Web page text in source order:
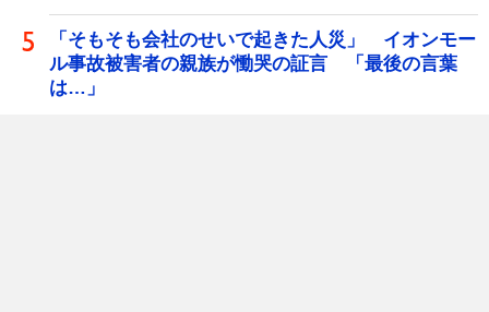
「そもそも会社のせいで起きた人災」 イオンモー
ル事故被害者の親族が慟哭の証言 「最後の言葉
は…」